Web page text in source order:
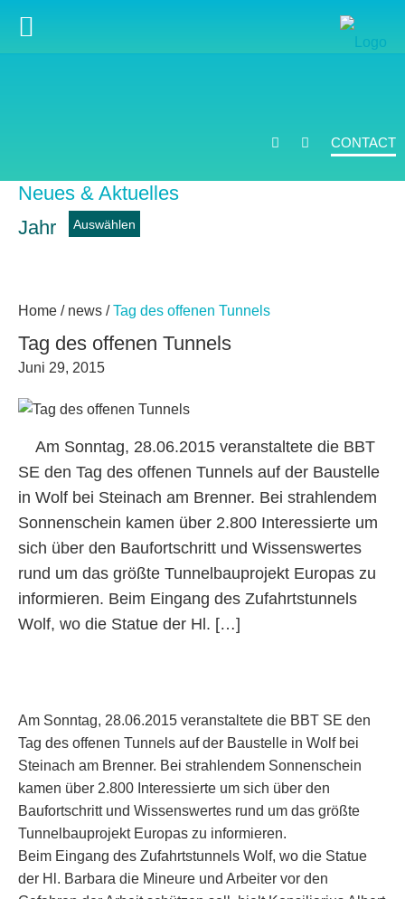
CONTACT
Neues & Aktuelles
Jahr
Home / news /Tag des offenen Tunnels
Tag des offenen Tunnels
Juni 29, 2015
Am Sonntag, 28.06.2015 veranstaltete die BBT
SE den Tag des offenen Tunnels auf der Baustelle
in Wolf bei Steinach am Brenner. Bei strahlendem
Sonnenschein kamen über 2.800 Interessierte um
sich über den Baufortschritt und Wissenswertes
rund um das größte Tunnelbauprojekt Europas zu
informieren. Beim Eingang des Zufahrtstunnels
Wolf, wo die Statue der Hl. […]
Am Sonntag, 28.06.2015 veranstaltete die BBT SE den
Tag des offenen Tunnels auf der Baustelle in Wolf bei
Steinach am Brenner. Bei strahlendem Sonnenschein
kamen über 2.800 Interessierte um sich über den
Baufortschritt und Wissenswertes rund um das größte
Tunnelbauprojekt Europas zu informieren.
Beim Eingang des Zufahrtstunnels Wolf, wo die Statue
der Hl. Barbara die Mineure und Arbeiter vor den